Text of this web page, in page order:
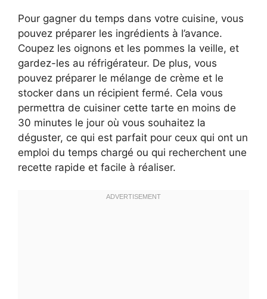
Pour gagner du temps dans votre cuisine, vous
pouvez préparer les ingrédients à l’avance.
Coupez les oignons et les pommes la veille, et
gardez-les au réfrigérateur. De plus, vous
pouvez préparer le mélange de crème et le
stocker dans un récipient fermé. Cela vous
permettra de cuisiner cette tarte en moins de
30 minutes le jour où vous souhaitez la
déguster, ce qui est parfait pour ceux qui ont un
emploi du temps chargé ou qui recherchent une
recette rapide et facile à réaliser.